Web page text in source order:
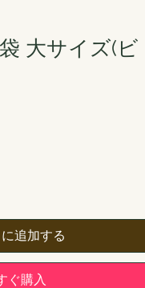
大サイズ(ビ
追加する
ぐ購入